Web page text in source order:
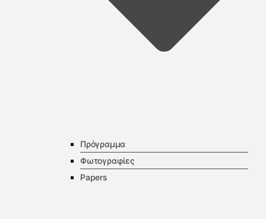
Πρόγραμμα
Φωτογραφίες
Papers